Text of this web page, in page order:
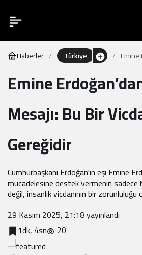
Haberler Türkiye
Emine
Emine
Mesajı: Bu Bir
Gereğidir
Cumhurbaşkanı Erdoğan'ın eşi Emine
mücadelesine destek vermenin sadece
değil, insanlık vicdanının bir zorunluluğu
29 Kasım 2025, 21:18yayınlandı
1dk, 4sn
20